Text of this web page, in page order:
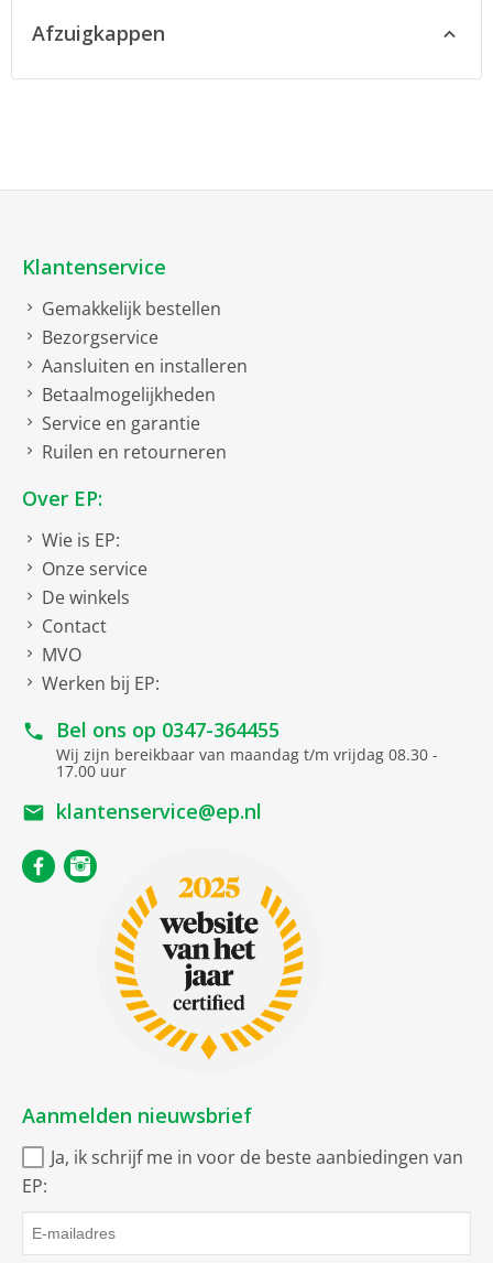
Ontdek ATAG kookplaten
Afzuigkappen
Naar ATAG afzuigkappen
Klantenservice
Gemakkelijk bestellen
Bezorgservice
Aansluiten en installeren
Betaalmogelijkheden
Service en garantie
Ruilen en retourneren
Over EP:
Wie is EP:
Onze service
De winkels
Contact
MVO
Werken bij EP:
Bel ons op 0347-364455
Wij zijn bereikbaar van maandag t/m vrijdag 08.30 -
17.00 uur
klantenservice@ep.nl
Aanmelden nieuwsbrief
Ja, ik schrijf me in voor de beste aanbiedingen van
EP: